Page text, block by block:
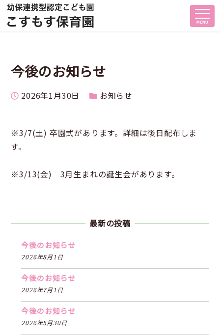
MENU
今後のお知らせ
投稿日
2026年1月30日 カテゴリー
お知らせ
※3/7(土) 卒園式があります。詳細は後日配布しま
す。
※3/13(金) 3月生まれの誕生会があります。
最新の投稿
今後のお知らせ
2026年8月1日
今後のお知らせ
2026年7月1日
今後のお知らせ
2026年5月30日